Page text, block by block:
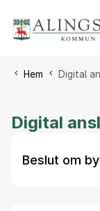
Du är här:
Hem Digital
Digital
Beslut om